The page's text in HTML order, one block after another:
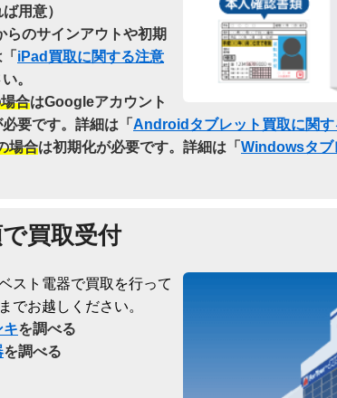
用意）
らのサインアウトや初期
iPad買取に関する注意
。
合はGoogleアカウント
要です。詳細は「 Androidタブレット買取に関す
場合は初期化が必要です。詳細は「 Windowsタブ
買取受付
スト電器で買取を行って
でお越しください。
キを調べる
を調べる